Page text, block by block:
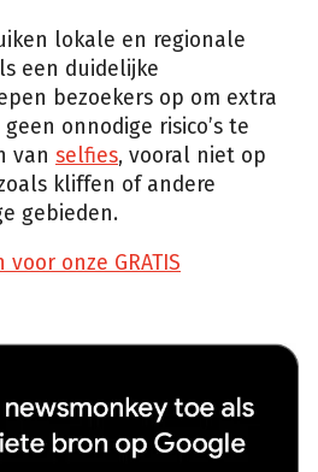
lokale en regionale
een duidelijke
bezoekers op om extra
onnodige risico’s te
van selfies, vooral niet op
kliffen of andere
gebieden.
onze GRATIS